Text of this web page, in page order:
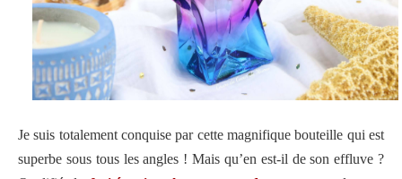
Je suis totalement conquise par cette magnifique bouteille qui est
superbe sous tous les angles ! Mais qu’en est-il de son effluve ?